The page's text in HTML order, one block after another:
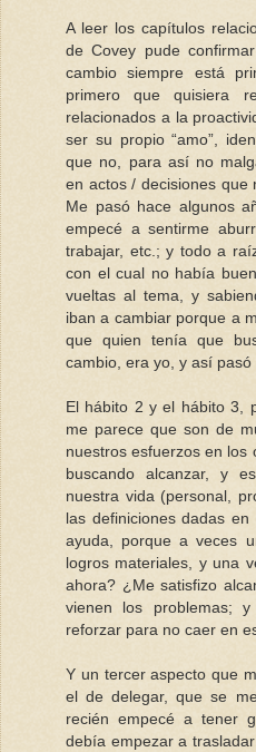
A leer los capítulos
de Covey pude
cambio siempre está
primero que quisiera
relacionados a la
ser su propio “amo”,
que no, para así no
en actos / decisiones que
Me pasó hace algunos
empecé a sentirme
trabajar, etc.; y todo a
con el cual no había
vueltas al tema, y
iban a cambiar porque a
que quien tenía que
cambio, era yo, y así pasó
El hábito 2 y el hábito 3,
me parece que son de
nuestros esfuerzos en los
buscando alcanzar, y
nuestra vida (personal,
las definiciones dadas
ayuda, porque a veces
logros materiales, y una
ahora? ¿Me satisfizo
vienen los problemas;
reforzar para no caer en
Y un tercer aspecto que
el de delegar, que se
recién empecé a tener
debía empezar a